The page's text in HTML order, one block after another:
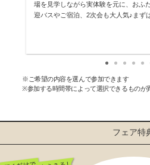
場を見学しながら実体験を元に、おふ
迎バスやご宿泊、2次会も大人気♪まず
※ご希望の内容を選んで参加できます
※参加する時間帯によって選択できるものが
フェア特